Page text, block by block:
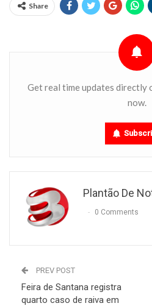
Share
Get real time updates directly
now.
Plantão De
0 Comments
PREV POST
Feira de Santana registra
quarto caso de raiva em